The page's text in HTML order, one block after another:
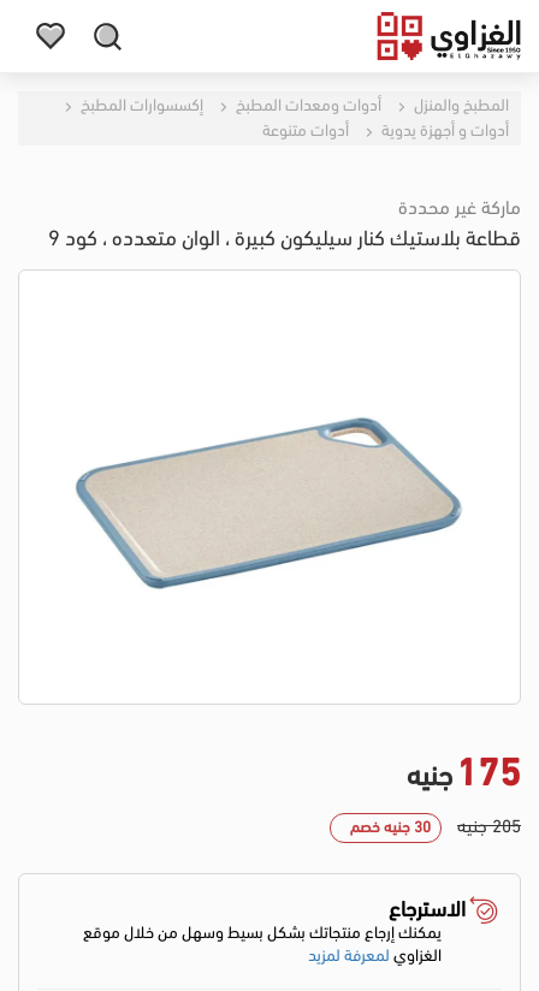
المطبخ والمنزل أدوات ومعدات المطبخ
إكسسوارات المطبخ
أدوات و أجهزة يدوية
أدوات متنوعة
ماركة غير محددة
قطاعة بلاستيك كنار سيليكون كبيرة ، الوان متعدده ، كود 9
175 جنيه
205 جنيه 30 جنيه خصم
الاسترجاع
يمكنك إرجاع منتجاتك بشكل بسيط وسهل من خلال موقع
الغزاويلمعرفة لمزيد